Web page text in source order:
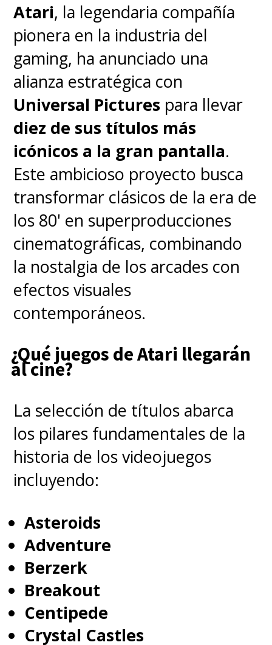
Atari, la legendaria compañía
pionera en la industria del
gaming, ha anunciado una
alianza estratégica con
Universal Pictures para llevar
diez de sus títulos más
icónicos a la gran pantalla.
Este ambicioso proyecto busca
transformar clásicos de la era de
los 80' en superproducciones
cinematográficas, combinando
la nostalgia de los arcades con
efectos visuales
contemporáneos.
¿Qué juegos de Atari llegarán
al cine?
La selección de títulos abarca
los pilares fundamentales de la
historia de los videojuegos
incluyendo:
Asteroids
Adventure
Berzerk
Breakout
Centipede
Crystal Castles